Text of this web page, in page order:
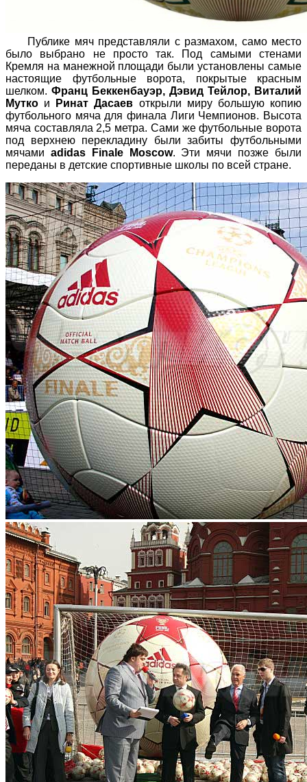
Публике мяч представляли с размахом, само место
было выбрано не просто так. Под самыми стенами
Кремля на манежной площади были установлены самые
настоящие футбольные ворота, покрытые красным
шелком. Франц Беккенбауэр, Дэвид Тейлор, Виталий
Мутко и Ринат Дасаев открыли миру большую копию
футбольного мяча для финала Лиги Чемпионов. Высота
мяча составляла 2,5 метра. Сами же футбольные ворота
под верхнею перекладину были забиты футбольными
мячами adidas Finale Moscow. Эти мячи позже были
переданы в детские спортивные школы по всей стране.